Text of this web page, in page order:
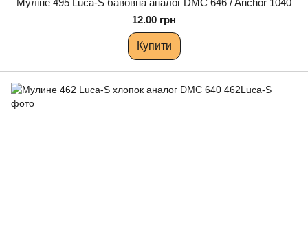
Муліне 495 Luca-S бавовна аналог DMC 646 / Anchor 1040
12.00 грн
Купити